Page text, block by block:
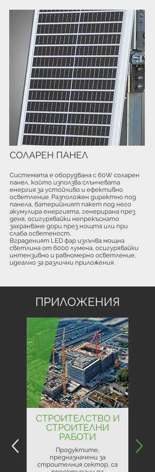
Системата е оборудвана с 60W соларен
панел, който използва слънчевата
енергия за устойчиво и ефективно
осветление. Разположен директно под
панела, батерийният пакет под него
акумулира енергията, генерирана през
деня, осигурявайки непрекъснато
захранване дори през нощта или при
слаба осветеност.
Вграденият LED фар излъчва мощна
светлина от 6000 лумена, осигурявайки
интензивно и равномерно осветление,
идеално за различни приложения.
СОЛАРЕН ПАНЕЛ
ПРИЛОЖЕНИЯ
СТРОИТЕЛСТВО И
СТРОИТЕЛНИ
РАБОТИ
Продуктите,
предназначени за
строителния сектор, са